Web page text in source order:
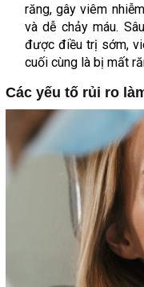
răng, gây viêm
và dễ chảy máu.
được điều trị sớm,
cuối cùng là bị mất
Các yếu tố rủi ro